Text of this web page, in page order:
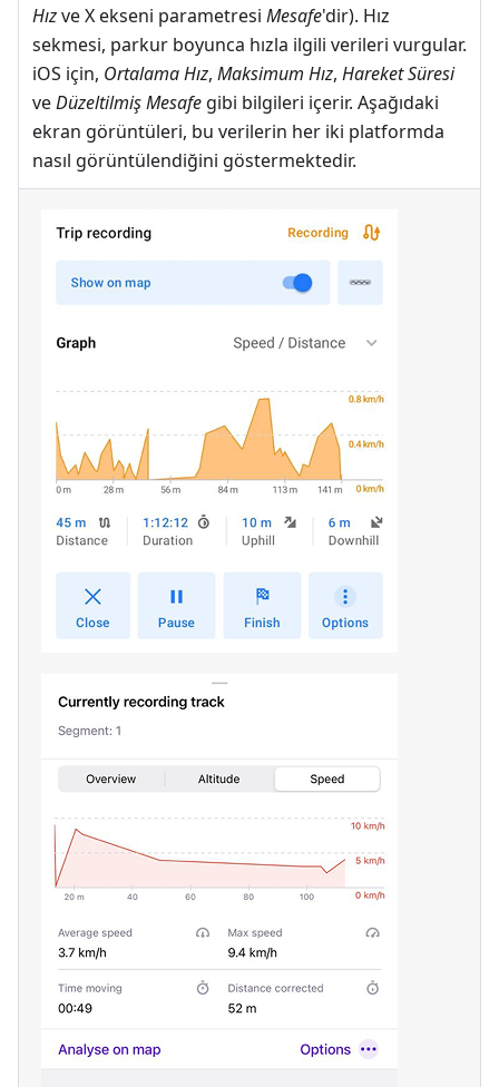
Hızve X ekseni parametresi Mesafe'dir). Hız
sekmesi, parkur boyunca hızla ilgili verileri vurgular.
iOS için, Ortalama Hız, Maksimum Hız, Hareket Süresi
veDüzeltilmiş Mesafe gibi bilgileri içerir. Aşağıdaki
ekran görüntüleri, bu verilerin her iki platformda
nasıl görüntülendiğini göstermektedir.